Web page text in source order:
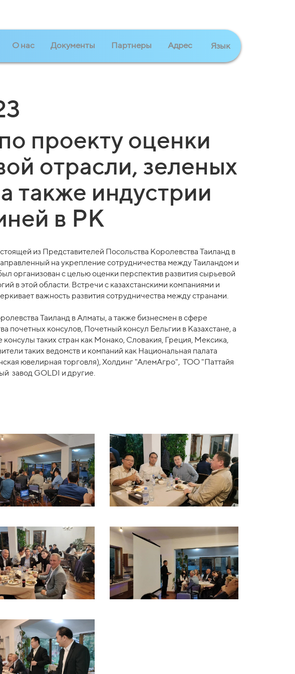
О нас Документы Партнеры Адрес Язык
проекту оценки
отрасли, зеленых
также индустрии
в РК
из Представителей Посольства Королевства Таиланд в
на укрепление сотрудничества между Таиландом и
организован с целью оценки перспектив развития сырьевой
в этой области. Встречи с казахстанскими компаниями и
важность развития сотрудничества между странами.
Таиланд в Алматы, а также бизнесмен в сфере
консулов, Почетный консул Бельгии в Казахстане, а
таких стран как Монако, Словакия, Греция, Мексика,
таких ведомств и компаний как Национальная палата
ювелирная торговля), Холдинг "АлемАгро", ТОО "Паттайя
завод GOLDI и другие.